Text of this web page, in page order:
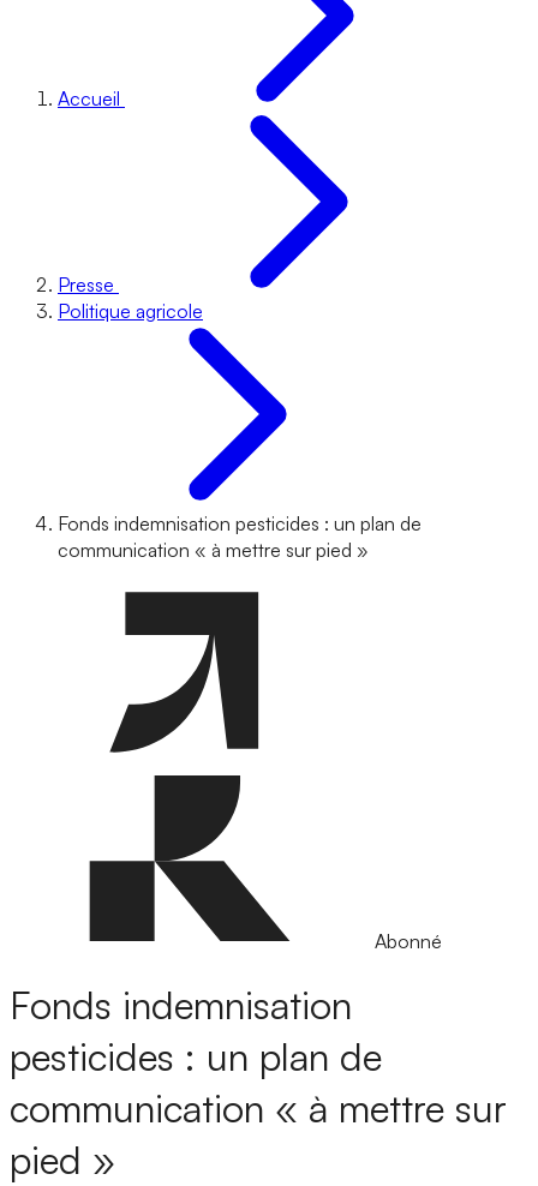
Accueil
Presse
Politique agricole
Fonds indemnisation pesticides : un plan de
communication « à mettre sur pied »
Abonné
Fonds indemnisation
pesticides : un plan de
communication « à mettre sur
pied »